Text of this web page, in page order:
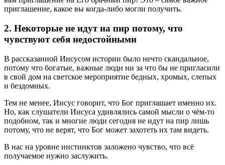
приглашение, какое вы когда-либо могли получить.
2. Некоторые не идут на пир потому, что
чувствуют себя недостойными
В рассказанной Иисусом истории было нечто скандальное,
потому что богатые, важные люди ни за что бы не пригласили
в свой дом на светское мероприятие бедных, хромых, слепых
и бездомных.
Тем не менее, Иисус говорит, что Бог приглашает именно их.
Но, как слушатели Иисуса удивлялись самой мысли о чём-то
подобном, так и многие люди сегодня не идут на пир лишь
потому, что не верят, что Бог может захотеть их там видеть.
В нас на уровне инстинктов заложено чувство, что всё
получаемое нужно заслужить.